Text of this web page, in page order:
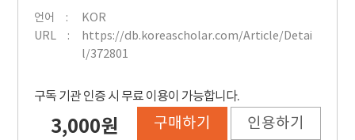
언어
KOR
URL
https://db.koreascholar.com/Article/Detai
l/372801
구독 기관 인증 시 무료 이용이 가능합니다.
3,000원 구매하기 인용하기